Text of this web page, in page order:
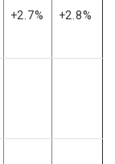
+2.7% +2.8%